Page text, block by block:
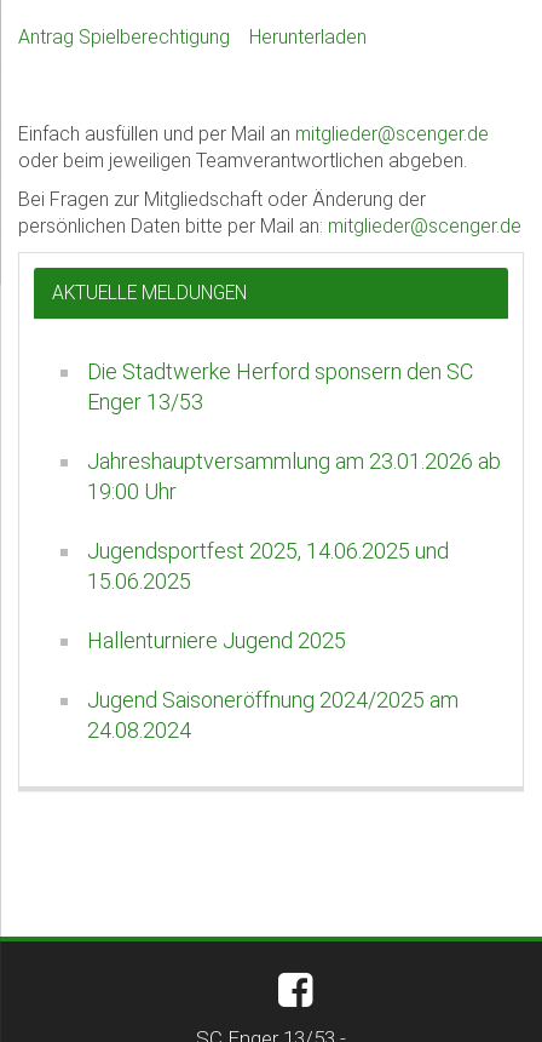
Antrag Spielberechtigung Herunterladen
Einfach ausfüllen und per Mail an mitglieder@scenger.de
oder beim jeweiligen Teamverantwortlichen abgeben.
Bei Fragen zur Mitgliedschaft oder Änderung der
persönlichen Daten bitte per Mail an: mitglieder@scenger.de
AKTUELLE MELDUNGEN
Die Stadtwerke Herford sponsern den SC
Enger 13/53
Jahreshauptversammlung am 23.01.2026 ab
19:00 Uhr
Jugendsportfest 2025, 14.06.2025 und
15.06.2025
Hallenturniere Jugend 2025
Jugend Saisoneröffnung 2024/2025 am
24.08.2024